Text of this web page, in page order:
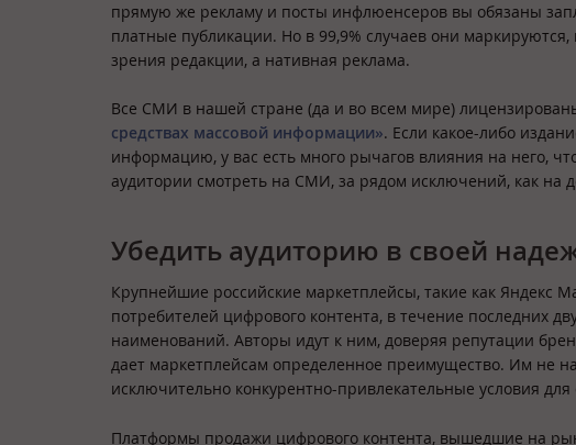
прямую же рекламу и посты инфлюенсеров вы обязаны
платные публикации. Но в 99,9% случаев они
зрения редакции, а нативная реклама.
Все СМИ в нашей стране (да и во всем мире)
средствах массовой информации». Если какое-либо
информацию, у вас есть много рычагов влияния на него,
аудитории смотреть на СМИ, за рядом исключений, как на
Убедить аудиторию в своей
Крупнейшие российские маркетплейсы, такие как Яндекс
потребителей цифрового контента, в течение последних
наименований. Авторы идут к ним, доверяя репутации
дает маркетплейсам определенное преимущество. Им не
исключительно конкурентно-привлекательные условия для
Платформы продажи цифрового контента, вышедшие на